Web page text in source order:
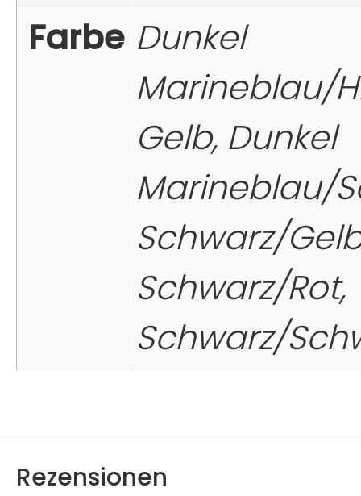
Farbe Dunkel
Marineblau/
Gelb, Dunkel
Marineblau/
Schwarz/
Schwarz/Rot,
Schwarz/
Rezensionen